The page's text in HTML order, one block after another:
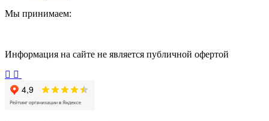
Мы принимаем:
Информация на сайте не является публичной офертой